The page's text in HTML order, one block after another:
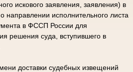
искового заявления, заявления) в
направлении исполнительного листа
в ФССП России для
решения суда, вступившего в
доставки судебных извещений